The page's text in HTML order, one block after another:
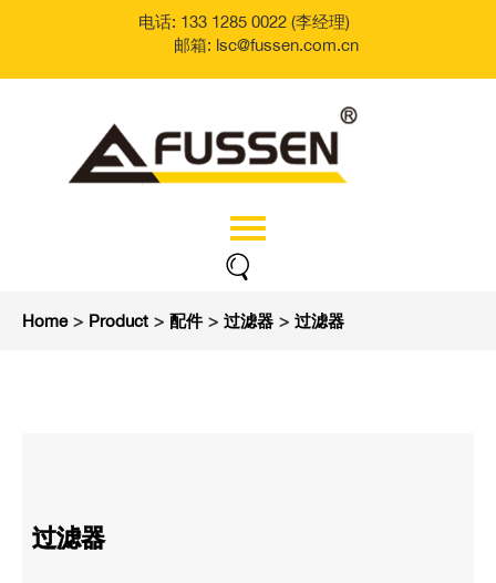
电话: 133 1285 0022 (李经理)
邮箱: lsc@fussen.com.cn
Home > Product > 配件 > 过滤器 > 过滤器
过滤器